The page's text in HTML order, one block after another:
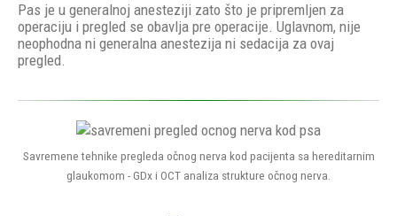
Pas je u generalnoj anesteziji zato što je pripremljen za
operaciju i pregled se obavlja pre operacije. Uglavnom, nije
neophodna ni generalna anestezija ni sedacija za ovaj
pregled.
Savremene tehnike pregleda očnog nerva kod pacijenta sa hereditarnim
glaukomom - GDx i OCT analiza strukture očnog nerva.